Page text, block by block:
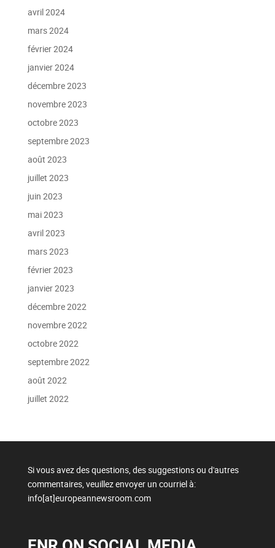
avril 2024
mars 2024
février 2024
janvier 2024
décembre 2023
novembre 2023
octobre 2023
septembre 2023
août 2023
juillet 2023
juin 2023
mai 2023
avril 2023
mars 2023
février 2023
janvier 2023
décembre 2022
novembre 2022
octobre 2022
septembre 2022
août 2022
juillet 2022
Si vous avez des questions, des suggestions ou d'autres
commentaires, veuillez envoyer un courriel à:
info[at]europeannewsroom.com